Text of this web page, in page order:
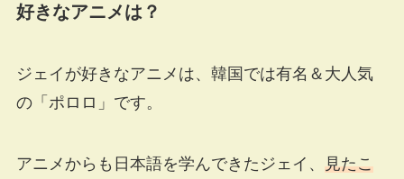
好きなアニメは？
ジェイが好きなアニメは、韓国では有名＆大人気
の「ポロロ」です。
アニメからも日本語を学んできたジェイ、 見たこ